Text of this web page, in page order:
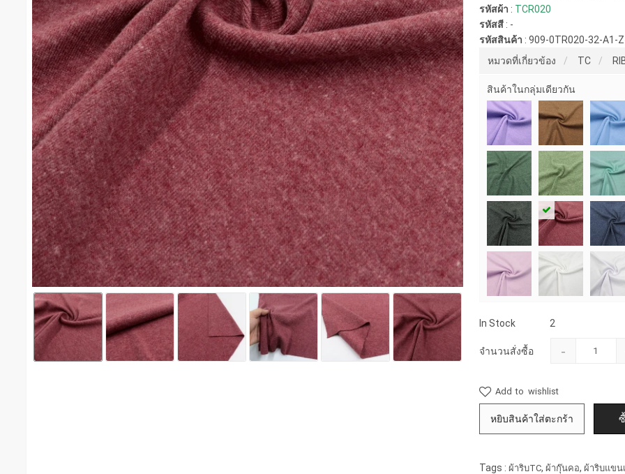
RIB TC (เลือดหมู19) #1
รหัสผ้า : TCR020
รหัสสี : -
รหัสสินค้า : 909-0TR020-32-A1-
หมวดที่เกี่ยวข้อง
TC
สินค้าในกลุ่มเดียวกัน
In Stock 2
จำนวนสั่งซื้อ -
Add to wishlist
Tags : ผ้าริบTC, ผ้ากุ๊นคอ, ผ้าริบแขน